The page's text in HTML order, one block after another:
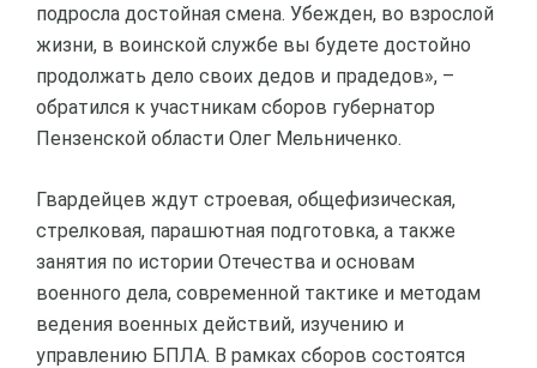
подросла достойная смена. Убежден, во взрослой
жизни, в воинской службе вы будете достойно
продолжать дело своих дедов и прадедов», –
обратился к участникам сборов губернатор
Пензенской области Олег Мельниченко.
Гвардейцев ждут строевая, общефизическая,
стрелковая, парашютная подготовка, а также
занятия по истории Отечества и основам
военного дела, современной тактике и методам
ведения военных действий, изучению и
управлению БПЛА. В рамках сборов состоятся